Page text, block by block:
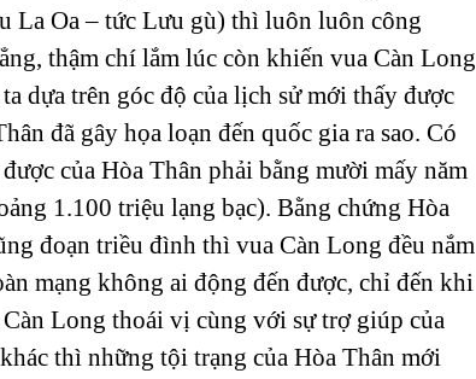
La Oa – tức Lưu gù) thì luôn luôn công
thậm chí lắm lúc còn khiến vua Càn Long
dựa trên góc độ của lịch sử mới thấy được
đã gây họa loạn đến quốc gia ra sao. Có
của Hòa Thân phải bằng mười mấy năm
1.100 triệu lạng bạc). Bằng chứng Hòa
đoạn triều đình thì vua Càn Long đều nắm
mạng không ai động đến được, chỉ đến khi
Long thoái vị cùng với sự trợ giúp của
thì những tội trạng của Hòa Thân mới